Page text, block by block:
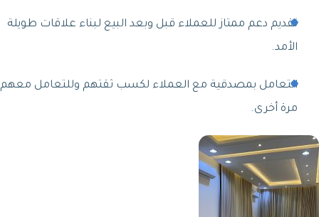
تقديم دعم ممتاز للعملاء قبل وبعد البيع لبناء علاقات طويلة
الأمد.
التعامل بمصدقية مع العملاء لكسب ثقتهم وللتعامل معهم
مرة أخرى.